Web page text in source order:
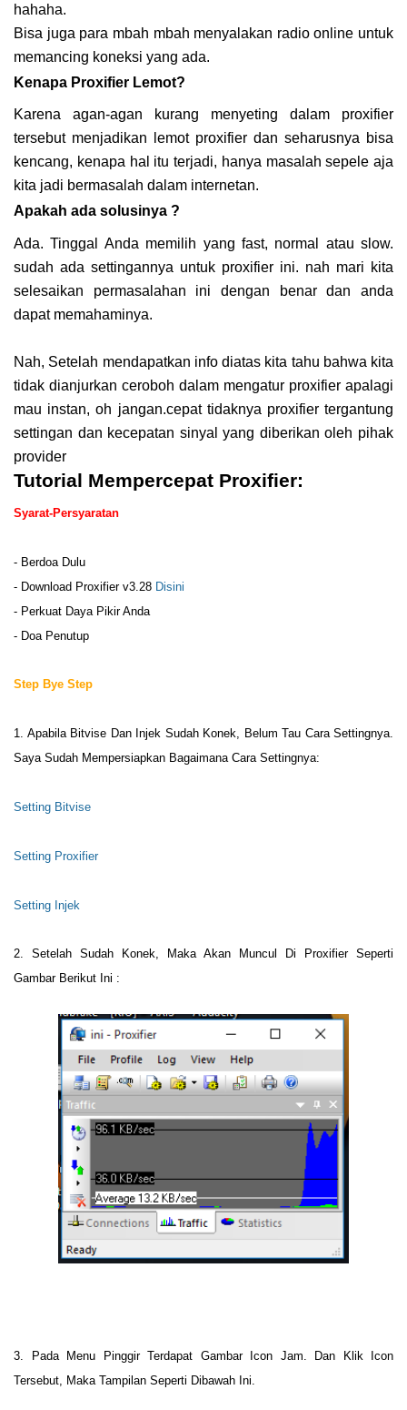
hahaha.
Bisa juga para mbah mbah menyalakan radio online untuk
memancing koneksi yang ada.
Kenapa Proxifier Lemot?
Karena agan-agan kurang menyeting dalam proxifier
tersebut menjadikan lemot proxifier dan seharusnya bisa
kencang, kenapa hal itu terjadi, hanya masalah sepele aja
kita jadi bermasalah dalam internetan.
Apakah ada solusinya ?
Ada. Tinggal Anda memilih yang fast, normal atau slow.
sudah ada settingannya untuk proxifier ini. nah mari kita
selesaikan permasalahan ini dengan benar dan anda
dapat memahaminya.
Nah, Setelah mendapatkan info diatas kita tahu bahwa kita
tidak dianjurkan ceroboh dalam mengatur proxifier apalagi
mau instan, oh jangan.cepat tidaknya proxifier tergantung
settingan dan kecepatan sinyal yang diberikan oleh pihak
provider
Tutorial Mempercepat Proxifier:
Syarat-Persyaratan
- Berdoa Dulu
- Download Proxifier v3.28 Disini
- Perkuat Daya Pikir Anda
- Doa Penutup
Step Bye Step
1. Apabila Bitvise Dan Injek Sudah Konek, Belum Tau Cara Settingnya.
Saya Sudah Mempersiapkan Bagaimana Cara Settingnya:
Setting Bitvise
Setting Proxifier
Setting Injek
2. Setelah Sudah Konek, Maka Akan Muncul Di Proxifier Seperti
Gambar Berikut Ini :
3. Pada Menu Pinggir Terdapat Gambar Icon Jam. Dan Klik Icon
Tersebut, Maka Tampilan Seperti Dibawah Ini.